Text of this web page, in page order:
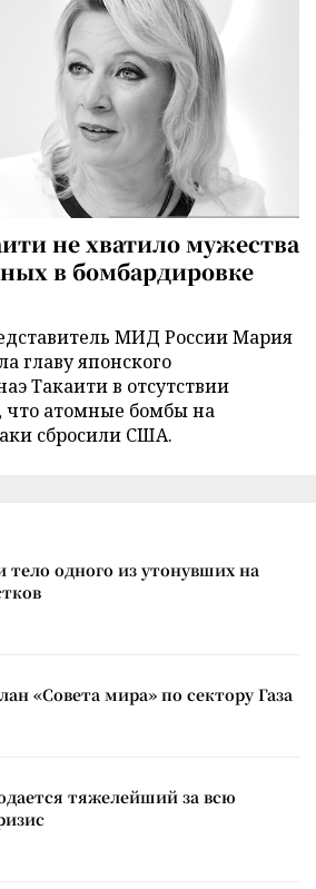
не хватило мужества
в бомбардировке
МИД России Мария
главу японского
Такаити в отсутствии
что атомные бомбы на
сбросили США.
тело одного из утонувших на
«Совета мира» по сектору Газа
тяжелейший за всю